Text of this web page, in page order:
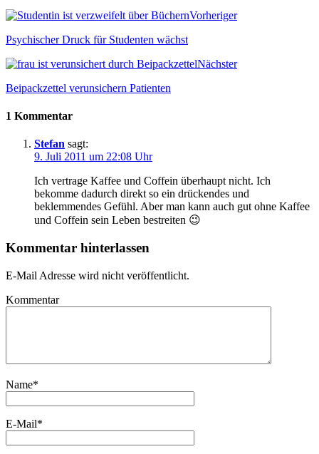
Vorheriger
Psychischer Druck für Studenten wächst
Nächster
Beipackzettel verunsichern Patienten
1 Kommentar
Stefan sagt:
9. Juli 2011 um 22:08 Uhr
Ich vertrage Kaffee und Coffein überhaupt nicht. Ich
bekomme dadurch direkt so ein drückendes und
beklemmendes Gefühl. Aber man kann auch gut ohne Kaffee
und Coffein sein Leben bestreiten 😉
Kommentar hinterlassen
E-Mail Adresse wird nicht veröffentlicht.
Kommentar
Name*
E-Mail*